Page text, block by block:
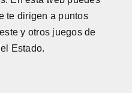
te dirigen a puntos
y otros juegos de
Estado.